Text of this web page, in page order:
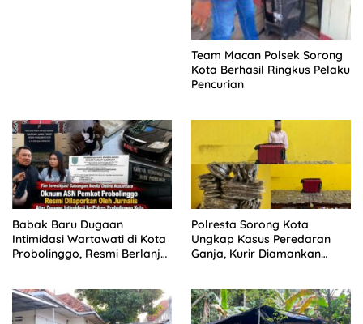
Team Macan Polsek Sorong
Kota Berhasil Ringkus Pelaku
Pencurian
Babak Baru Dugaan
Intimidasi Wartawati di Kota
Probolinggo, Resmi Berlanjut
Polresta Sorong Kota
Ungkap Kasus Peredaran
Ganja, Kurir Diamankan